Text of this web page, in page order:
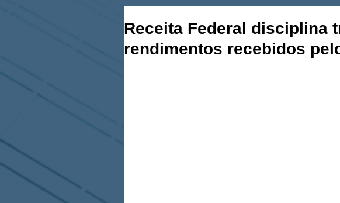
Receita Federal disciplina
rendimentos recebidos